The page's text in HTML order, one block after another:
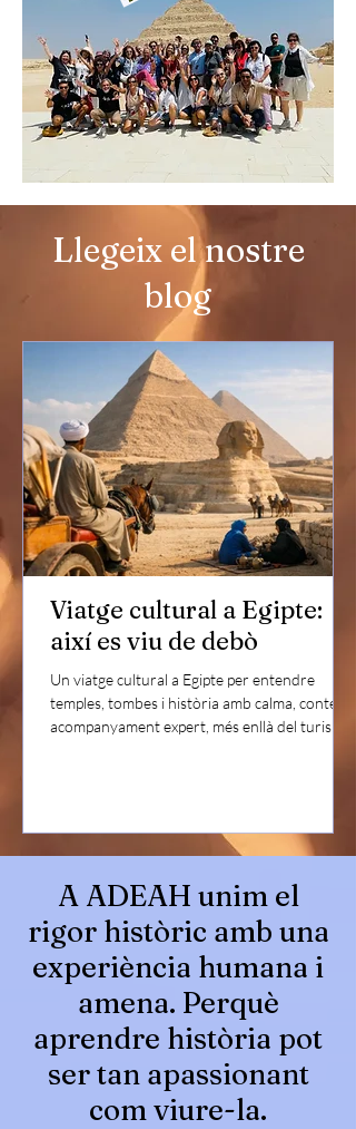
Llegeix el nostre
blog
Viatge cultural a Egipte:
així es viu de debò
Un viatge cultural a Egipte per entendre
temples, tombes i història amb calma, context i
acompanyament expert, més enllà del turisme.
A ADEAH unim el
rigor històric amb una
experiència humana i
amena. Perquè
aprendre història pot
ser tan apassionant
com viure-la.